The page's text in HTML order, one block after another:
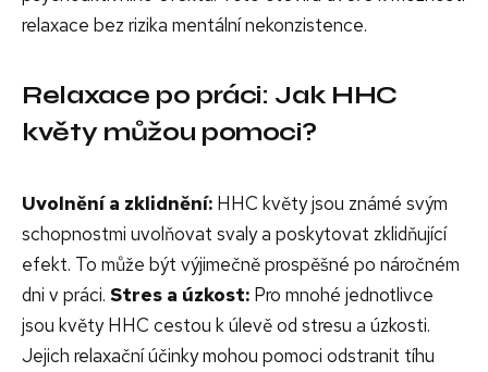
relaxace bez rizika mentální nekonzistence.
Relaxace po práci: Jak HHC
květy můžou pomoci?
Uvolnění a zklidnění: HHC květy jsou známé svým
schopnostmi uvolňovat svaly a poskytovat zklidňující
efekt. To může být výjimečně prospěšné po náročném
dni v práci. Stres a úzkost: Pro mnohé jednotlivce
jsou květy HHC cestou k úlevě od stresu a úzkosti.
Jejich relaxační účinky mohou pomoci odstranit tíhu